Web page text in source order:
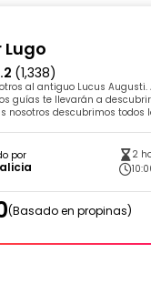
Lugo
(1,338)
al antiguo Lucus
guías te llevarán a
nosotros descubrimos todos
por
2
Basado en propinas